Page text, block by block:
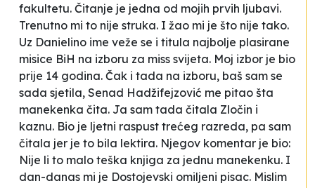
fakultetu. Čitanje je jedna od mojih prvih ljubavi.
Trenutno mi to nije struka. I žao mi je što nije tako.
Uz Danielino ime veže se i titula najbolje plasirane
misice BiH na izboru za miss svijeta. Moj izbor je bio
prije 14 godina. Čak i tada na izboru, baš sam se
sada sjetila, Senad Hadžifejzović me pitao šta
manekenka čita. Ja sam tada čitala Zločin i
kaznu. Bio je ljetni raspust trećeg razreda, pa sam
čitala jer je to bila lektira. Njegov komentar je bio:
Nije li to malo teška knjiga za jednu manekenku. I
dan-danas mi je Dostojevski omiljeni pisac. Mislim